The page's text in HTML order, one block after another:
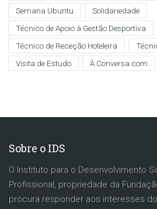
Semana Ubuntu
Solidariedade
Técnico de Apoio à Gestão Desportiva
Técnico de Receção Hoteleira
Visita de Estudo
À Conversa com
Sobre o IDS
O Instituto para o Desenvolvimento
Profissional, propriedade da
procura responder aos interesses